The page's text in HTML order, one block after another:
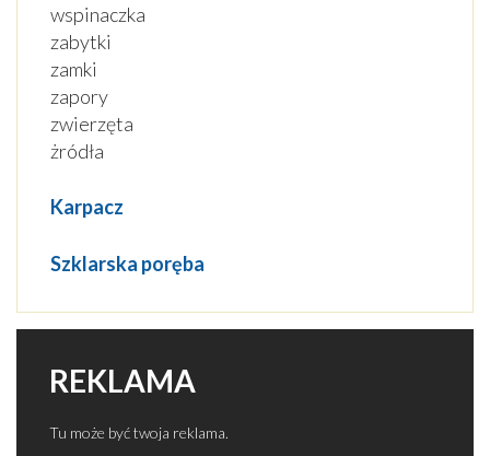
wspinaczka
zabytki
zamki
zapory
zwierzęta
żródła
Karpacz
Szklarska poręba
REKLAMA
Tu może być twoja reklama.